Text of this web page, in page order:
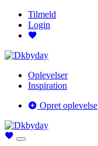
Tilmeld
Login
Oplevelser
Inspiration
Opret oplevelse